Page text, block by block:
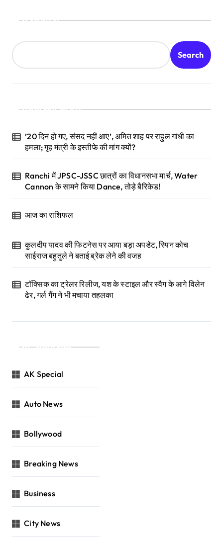
Search
Search
Recent Posts
’20 दिन हो गए, संसद नहीं आए’, अमित शाह पर राहुल गांधी का
हमला; गृह मंत्री के इस्तीफे की मांग क्यों?
Ranchi में JPSC-JSSC छात्रों का विधानसभा मार्च, Water
Cannon के सामने किया Dance, तोड़े बैरिकेड!
आज का राशिफल
कुलदीप यादव की फिटनेस पर आया बड़ा अपडेट, स्पिन कोच
साईराज बहुतुले ने बताई ब्रेक लेने की वजह
टॉक्सिक का ट्रेलर रिलीज, यश के स्टाइल और स्वैग के आगे विलेन
ढेर, गर्ल गैंग ने भी मचाया तहलका
Categories
AK Special
Auto News
Bollywood
Breaking News
Business
City News